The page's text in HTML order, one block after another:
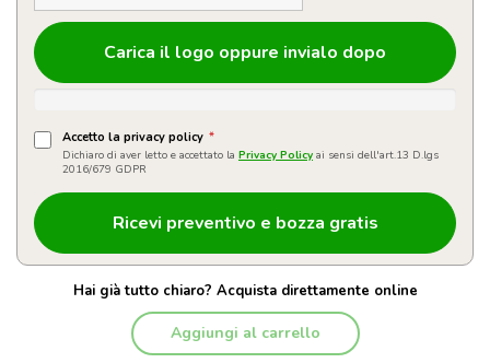
Carica il logo oppure invialo dopo
Accetto la privacy policy *
Dichiaro di aver letto e accettato la Privacy Policy ai sensi dell'art.13 D.lgs
2016/679 GDPR
Hai già tutto chiaro? Acquista direttamente online
Aggiungi al carrello